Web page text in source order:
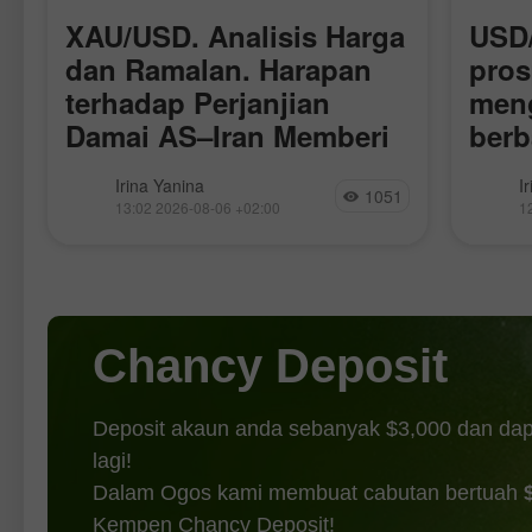
XAU/USD. Analisis Harga
dan Ramalan. Harapan
terhadap Perjanjian
Damai AS–Iran Memberi
Tekanan ke atas Dolar
AS, Menyokong Harga
Harapan terhadap perjanjian damai
antara Amerika Syarikat dan Iran,
Syarikat mungkin mengehadkan
potensi peningkatan
Irina Yanina
13:02 2026-08-06 +02:00 1051
lebih
Chancy Deposit
Deposit akaun anda sebanyak $3,000 dan
lagi!
Dalam Ogos kami membuat cabutan bertuah
Kempen Chancy Deposit!